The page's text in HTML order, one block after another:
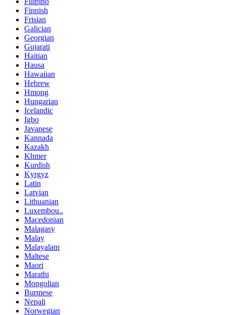
Finnish
Frisian
Galician
Georgian
Gujarati
Haitian
Hausa
Hawaiian
Hebrew
Hmong
Hungarian
Icelandic
Igbo
Javanese
Kannada
Kazakh
Khmer
Kurdish
Kyrgyz
Latin
Latvian
Lithuanian
Luxembou..
Macedonian
Malagasy
Malay
Malayalam
Maltese
Maori
Marathi
Mongolian
Burmese
Nepali
Norwegian